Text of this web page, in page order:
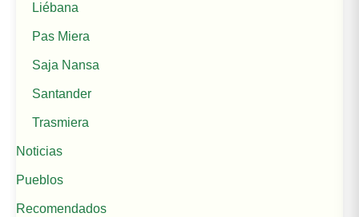
Liébana
Pas Miera
Saja Nansa
Santander
Trasmiera
Noticias
Pueblos
Recomendados